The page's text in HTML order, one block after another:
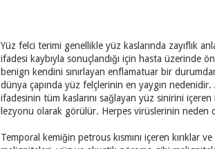
Yüz felci terimi genellikle yüz kaslarında zayıflık
ifadesi kaybıyla sonuçlandığı için hasta üzerinde
benign kendini sınırlayan enflamatuar bir
dünya çapında yüz felçlerinin en yaygın
ifadesinin tüm kaslarını sağlayan yüz sinirini
lezyonu olarak görülür. Herpes virüslerinin neden
Temporal kemiğin petrous kısmını içeren kırıklar